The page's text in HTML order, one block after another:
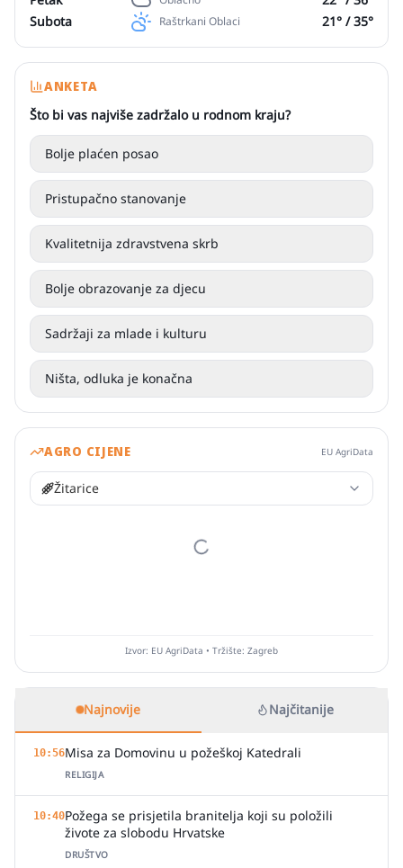
Subota
Raštrkani Oblaci 21° /35°
ANKETA
Što bi vas najviše zadržalo u rodnom kraju?
Bolje plaćen posao
Pristupačno stanovanje
Kvalitetnija zdravstvena skrb
Bolje obrazovanje za djecu
Sadržaji za mlade i kulturu
Ništa, odluka je konačna
AGRO CIJENE EU AgriData
Žitarice
Izvor: EU AgriData • Tržište: Zagreb
Najnovije Najčitanije
10:56Misa za Domovinu u požeškoj Katedrali
RELIGIJA
10:40Požega se prisjetila branitelja koji su položili
živote za slobodu Hrvatske
DRUŠTVO